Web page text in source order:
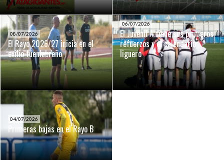
08/07/2026
El Rayo 2026/27 inicia en el
exilio fuenlabreño
06/07/2026
El Juvenil A tiene sus primeros
refuerzos y el calendario
liguero
04/07/2026
Primeras bajas en el Rayo B